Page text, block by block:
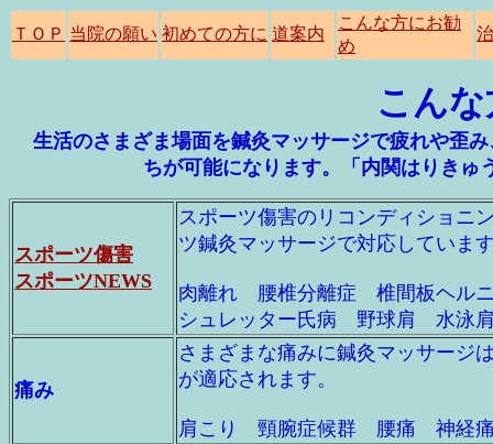
ＴＯＰ 当院の願い 初めての方に 道案内
こんな方にお勧
め
こん
生活のさまざま場面を鍼灸マッサージで疲れや歪
ちが可能になります。「内関はりきゅ
スポーツ傷害
スポーツNEWS
スポーツ傷害のリコンディショニ
ツ鍼灸マッサージで対応していま
肉離れ 腰椎分離症 椎間板ヘル
シュレッター氏病 野球肩 水
痛み
さまざまな痛みに鍼灸マッサージ
が適応されます。
肩こり 頸腕症候群 腰痛 神経